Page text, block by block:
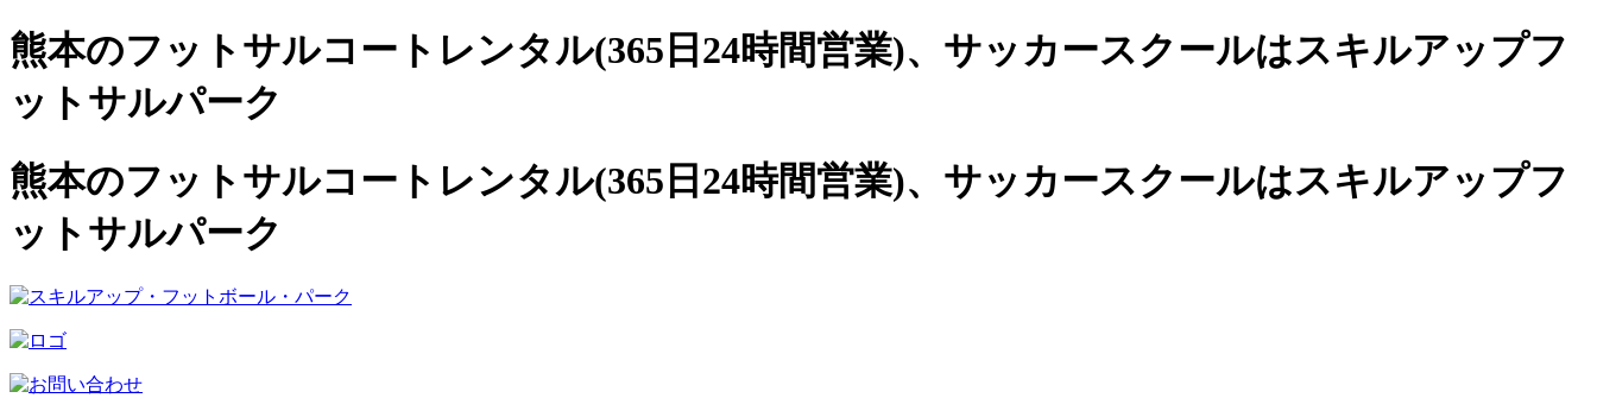
熊本のフットサルコートレンタル(365日24時間営業)、 サッカースクールはスキルアップフ
ットサルパーク
熊本のフットサルコートレンタル(365日24時間営業)、サッカースクールはスキルアップフ
ットサルパーク